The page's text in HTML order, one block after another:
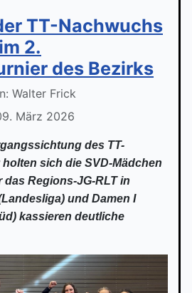
TT-Nachwuchs
2.
des Bezirks
Walter Frick
März 2026
des TT-
sich die SVD-Mädchen
Regions-JG-RLT in
und Damen I
kassieren deutliche